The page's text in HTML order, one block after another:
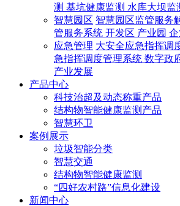
测 基坑健康监测 水库大坝监
智慧园区 智慧园区监管服务
管服务系统 开发区 产业园
应急管理 大安全应急指挥调
急指挥调度管理系统 数字政
产业发展
产品中心
科技治超及动态称重产品
结构物智能健康监测产品
智慧环卫
案例展示
垃圾智能分类
智慧交通
结构物智能健康监测
“四好农村路”信息化建设
新闻中心